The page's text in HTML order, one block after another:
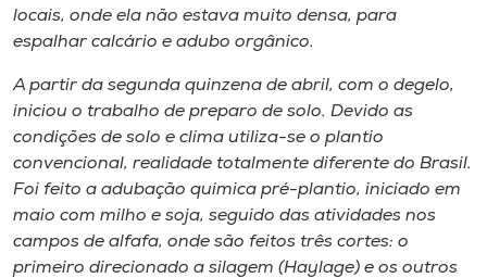
locais, onde ela não estava muito densa, para
espalhar calcário e adubo orgânico.
A partir da segunda quinzena de abril, com o degelo,
iniciou o trabalho de preparo de solo. Devido as
condições de solo e clima utiliza-se o plantio
convencional, realidade totalmente diferente do Brasil.
Foi feito a adubação química pré-plantio, iniciado em
maio com milho e soja, seguido das atividades nos
campos de alfafa, onde são feitos três cortes: o
primeiro direcionado a silagem (Haylage) e os outros